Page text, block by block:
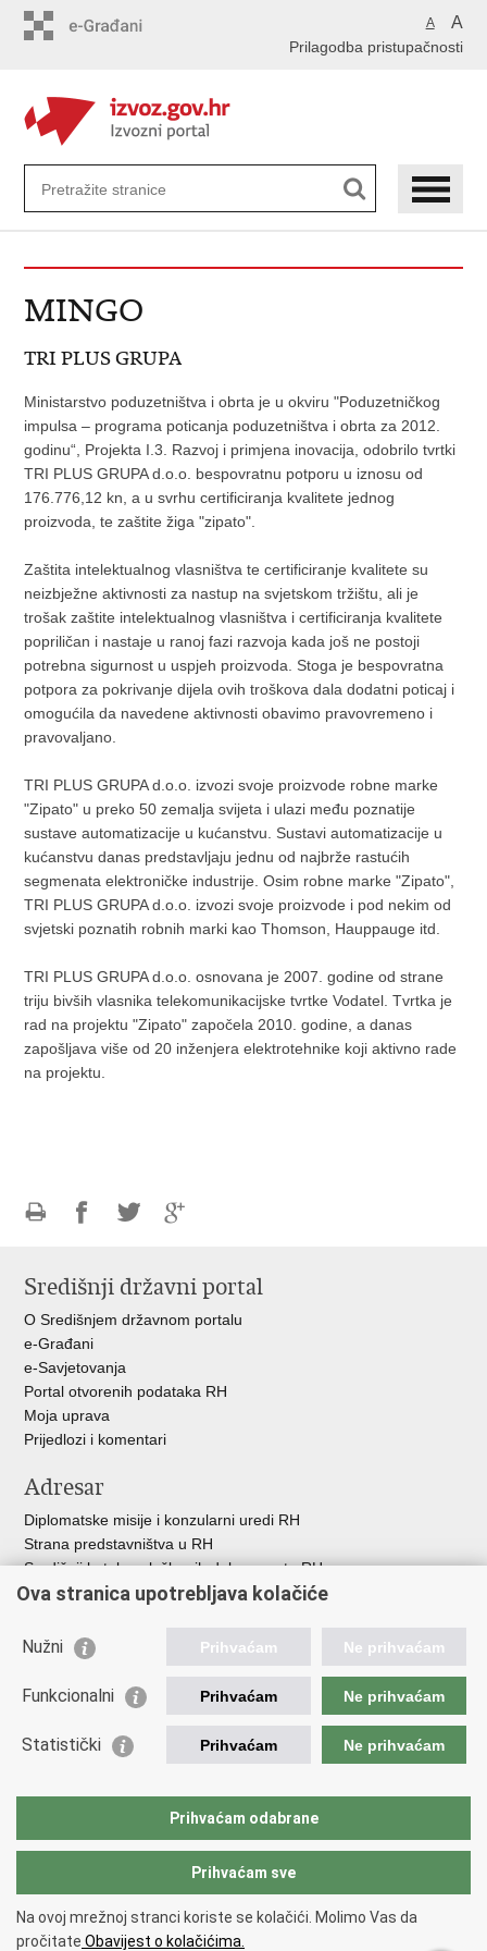
A A
Prilagodba pristupačnosti
MINGO
TRI PLUS GRUPA
Ministarstvo poduzetništva i obrta je u okviru "Poduzetničkog
impulsa – programa poticanja poduzetništva i obrta za 2012.
godinu“, Projekta I.3. Razvoj i primjena inovacija, odobrilo tvrtki
TRI PLUS GRUPA d.o.o. bespovratnu potporu u iznosu od
176.776,12 kn, a u svrhu certificiranja kvalitete jednog
proizvoda, te zaštite žiga "zipato".
Zaštita intelektualnog vlasništva te certificiranje kvalitete su
neizbježne aktivnosti za nastup na svjetskom tržištu, ali je
trošak zaštite intelektualnog vlasništva i certificiranja kvalitete
popriličan i nastaje u ranoj fazi razvoja kada još ne postoji
potrebna sigurnost u uspjeh proizvoda. Stoga je bespovratna
potpora za pokrivanje dijela ovih troškova dala dodatni poticaj i
omogućila da navedene aktivnosti obavimo pravovremeno i
pravovaljano.
TRI PLUS GRUPA d.o.o. izvozi svoje proizvode robne marke
"Zipato" u preko 50 zemalja svijeta i ulazi među poznatije
sustave automatizacije u kućanstvu. Sustavi automatizacije u
kućanstvu danas predstavljaju jednu od najbrže rastućih
segmenata elektroničke industrije. Osim robne marke "Zipato",
TRI PLUS GRUPA d.o.o. izvozi svoje proizvode i pod nekim od
svjetski poznatih robnih marki kao Thomson, Hauppauge itd.
TRI PLUS GRUPA d.o.o. osnovana je 2007. godine od strane
triju bivših vlasnika telekomunikacijske tvrtke Vodatel. Tvrtka je
rad na projektu "Zipato" započela 2010. godine, a danas
zapošljava više od 20 inženjera elektrotehnike koji aktivno rade
na projektu.
FacebookuTwitteruGoogle
Središnji državni portal
O Središnjem državnom portalu
e-Građani
e-Savjetovanja
Portal otvorenih podataka RH
Moja uprava
Prijedlozi i komentari
Adresar
Diplomatske misije i konzularni uredi RH
Strana predstavništva u RH
Središnji katalog službenih dokumenata RH
Adresar tijela javne vlasti
Besplatni telefoni javne uprave
Korisne poveznice
Hrvatska gospodarska komora
Hrvatska obrtnička komora
Europska komisija
Povratak na vrh
Ova stranica upotrebljava kolačiće
Nužni Prihvaćam Ne prihvaćam
Funkcionalni Prihvaćam Ne prihvaćam
Statistički Prihvaćam Ne prihvaćam
Prihvaćam odabrane
Prihvaćam sve
Na ovoj mrežnoj stranci koriste se kolačići. Molimo Vas da
pročitate Obavijest o kolačićima.